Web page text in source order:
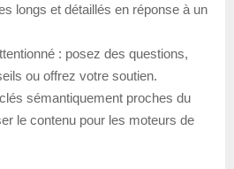
longs et détaillés en réponse à un
: posez des questions,
ou offrez votre soutien.
sémantiquement proches du
le contenu pour les moteurs de